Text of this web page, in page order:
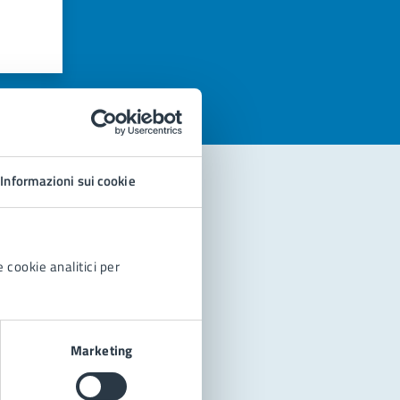
Informazioni sui cookie
cookie analitici per
Marketing